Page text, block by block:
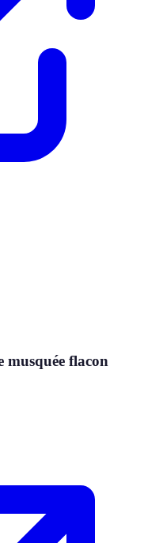
flacon